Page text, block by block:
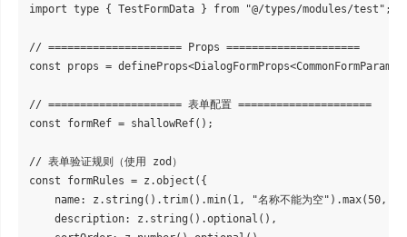
import type { TestFormData } from "@/types/modules/test";
// ===================== Props =====================
const props =
// ===================== 表单配置 =====================
const formRef = shallowRef();
// 表单验证规则（使用 zod）
const formRules = z.object({
name: z.string().trim().min(1, "名称不能为空").max(50, "
    description: z.string().optional(),